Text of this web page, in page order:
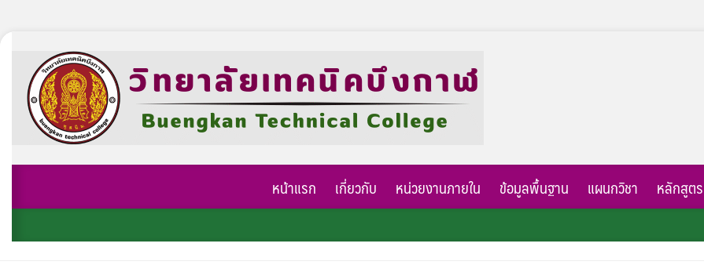
content
หน้าแรก เกี่ยวกับ หน่วยงานภายใน ข้อมูลพื้นฐาน แผนกวิชา หลักสูตร